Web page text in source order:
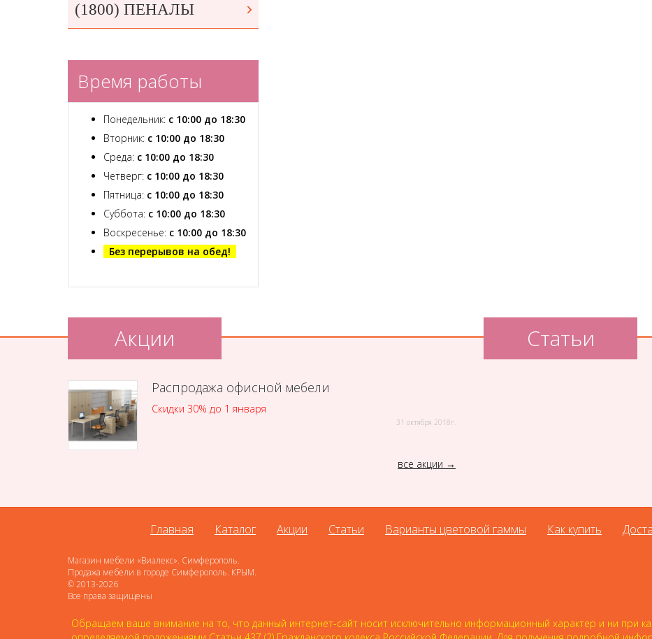
(1800) ПЕНАЛЫ
Время работы
Понедельник: с 10:00 до 18:30
Вторник: с 10:00 до 18:30
Среда: с 10:00 до 18:30
Четверг: с 10:00 до 18:30
Пятница: с 10:00 до 18:30
Суббота: с 10:00 до 18:30
Воскресенье: с 10:00 до 18:30
Без перерывов на обед!
Акции
Распродажа офисной мебели
Скидки 30% до 1 января
31 октября 2018г.
все акции
Статьи
Главная Каталог Акции Статьи Варианты цветовой гаммы Как купить
Магазин мебели «Виалекс». Симферополь.
Продажа мебели в городе Симферополь. КРЫМ.
© 2013-2026
Все права защищены
Обращаем ваше внимание на то, что данный интернет-сайт носит исключительно информационный характер и ни при